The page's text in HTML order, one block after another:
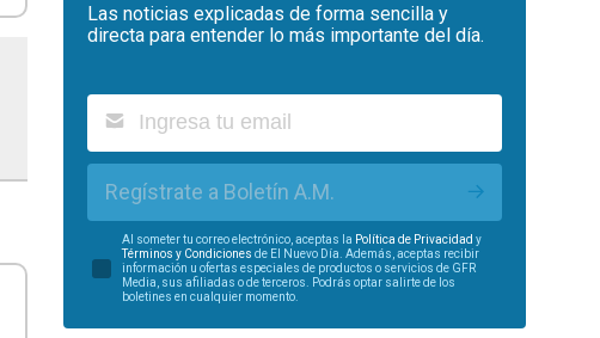
Las noticias explicadas de forma sencilla y
directa para entender lo más importante del día.
Regístrate a Boletín A.M.
Al someter tu correo electrónico, aceptas la Política de Privacidad y
Términos y Condiciones de El Nuevo Día. Además, aceptas recibir
información u ofertas especiales de productos o servicios de GFR
Media, sus afiliadas o de terceros. Podrás optar salirte de los
boletines en cualquier momento.